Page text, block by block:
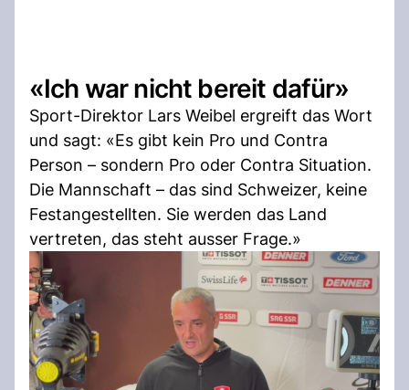
«Ich war nicht bereit dafür»
Sport-Direktor Lars Weibel ergreift das Wort
und sagt: «Es gibt kein Pro und Contra
Person – sondern Pro oder Contra Situation.
Die Mannschaft – das sind Schweizer, keine
Festangestellten. Sie werden das Land
vertreten, das steht ausser Frage.»